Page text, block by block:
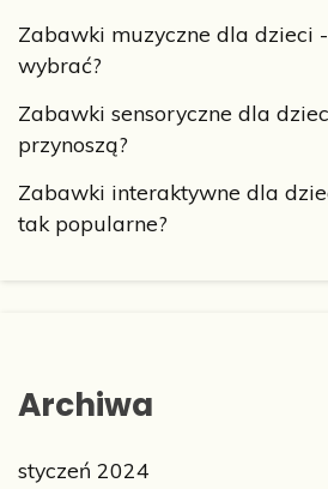
Zabawki muzyczne dla dzieci
wybrać?
Zabawki sensoryczne dla
przynoszą?
Zabawki interaktywne dla
tak popularne?
Archiwa
styczeń 2024